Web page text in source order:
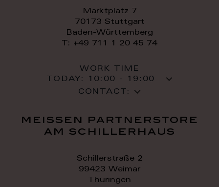
Marktplatz 7
70173 Stuttgart
Baden-Württemberg
T: +49 711 1 20 45 74
WORK TIME
TODAY:
10:00 - 19:00
CONTACT:
meissen partnerstore
am schillerhaus
Schillerstraße 2
99423 Weimar
Thüringen